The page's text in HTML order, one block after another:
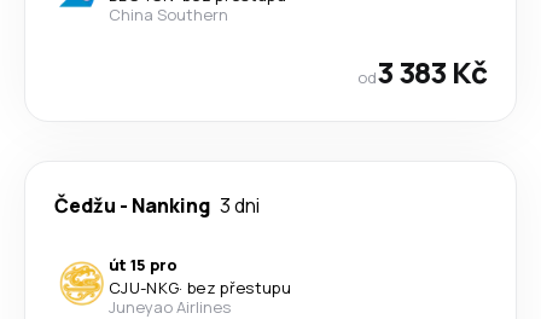
China Southern
od3 383 Kč
Čedžu - Nanking 3 dni
út 15 pro
CJU-NKG· bez přestupu
Juneyao Airlines